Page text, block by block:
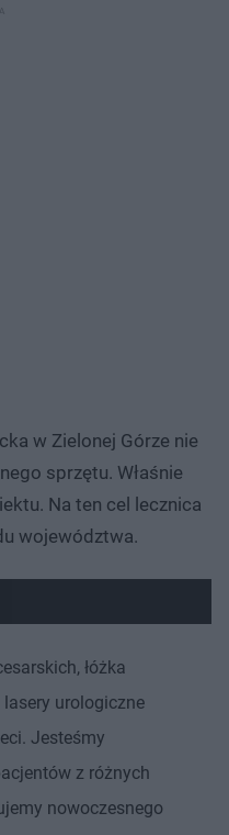
w Zielonej Górze nie
sprzętu. Właśnie
Na ten cel lecznica
województwa.
łóżka
urologiczne
Jesteśmy
z różnych
nowoczesnego